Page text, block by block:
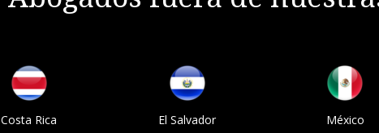
Costa Rica El Salvador México